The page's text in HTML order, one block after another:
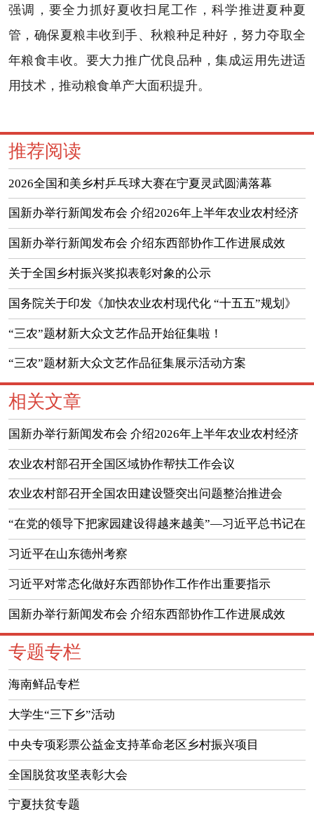
强调，要全力抓好夏收扫尾工作，科学推进夏种夏
管，确保夏粮丰收到手、秋粮种足种好，努力夺取全
年粮食丰收。要大力推广优良品种，集成运用先进适
用技术，推动粮食单产大面积提升。
推荐阅读
2026全国和美乡村乒乓球大赛在宁夏灵武圆满落幕
国新办举行新闻发布会 介绍2026年上半年农业农村经济
运行情况
国新办举行新闻发布会 介绍东西部协作工作进展成效
（实录）
关于全国乡村振兴奖拟表彰对象的公示
国务院关于印发《加快农业农村现代化 “十五五”规划》
的通知
“三农”题材新大众文艺作品开始征集啦！
“三农”题材新大众文艺作品征集展示活动方案
相关文章
国新办举行新闻发布会 介绍2026年上半年农业农村经济
运行情况
农业农村部召开全国区域协作帮扶工作会议
农业农村部召开全国农田建设暨突出问题整治推进会
“在党的领导下把家园建设得越来越美”—习近平总书记在
山东德州考察纪实
习近平在山东德州考察
习近平对常态化做好东西部协作工作作出重要指示
国新办举行新闻发布会 介绍东西部协作工作进展成效
（实录）
专题专栏
海南鲜品专栏
大学生“三下乡”活动
中央专项彩票公益金支持革命老区乡村振兴项目
全国脱贫攻坚表彰大会
宁夏扶贫专题